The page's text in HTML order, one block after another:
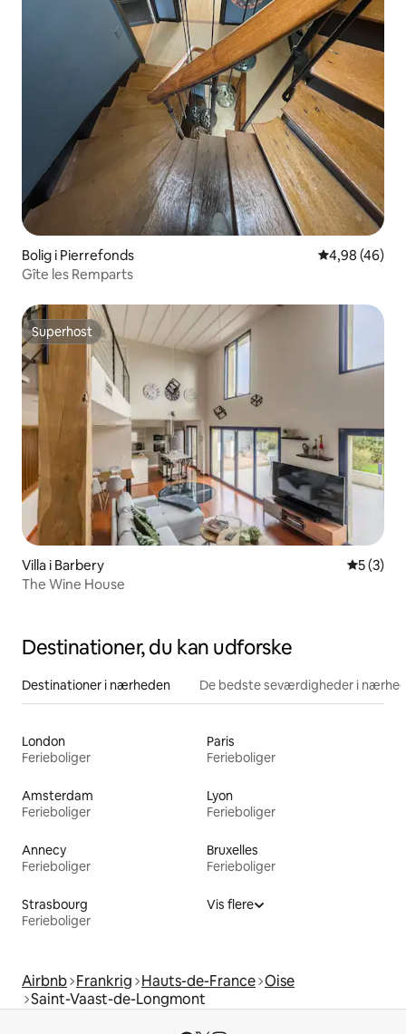
Bolig i Pierrefonds 4,98 ud af 5 i
4,98 (46)
Gîte les Remparts
Superhost
Superhost
Villa i Barbery 5 ud af 5
5 (3)
The Wine House
Destinationer, du kan udforske
Destinationer i nærheden De bedste seværdigheder i
London
Ferieboliger
Paris
Ferieboliger
Amsterdam
Ferieboliger
Lyon
Ferieboliger
Annecy
Ferieboliger
Bruxelles
Ferieboliger
Strasbourg
Ferieboliger
Vis flere
Airbnb Frankrig Hauts-de-France Oise
Saint-Vaast-de-Longmont